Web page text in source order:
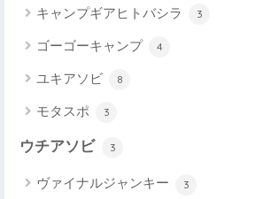
キャンプギアヒトバシラ 3
ゴーゴーキャンプ 4
ユキアソビ 8
モタスポ 3
ウチアソビ 3
ヴァイナルジャンキー 3